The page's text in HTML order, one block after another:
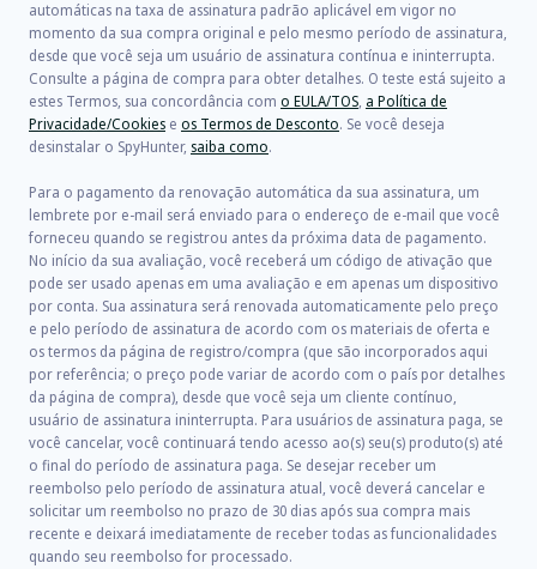
automáticas na taxa de assinatura padrão aplicável em vigor no
momento da sua compra original e pelo mesmo período de assinatura,
desde que você seja um usuário de assinatura contínua e ininterrupta.
Consulte a página de compra para obter detalhes. O teste está sujeito a
estes Termos, sua concordância com o EULA/TOS, a Política de
Privacidade/Cookies e os Termos de Desconto. Se você deseja
desinstalar o SpyHunter, saiba como.
Para o pagamento da renovação automática da sua assinatura, um
lembrete por e-mail será enviado para o endereço de e-mail que você
forneceu quando se registrou antes da próxima data de pagamento.
No início da sua avaliação, você receberá um código de ativação que
pode ser usado apenas em uma avaliação e em apenas um dispositivo
por conta. Sua assinatura será renovada automaticamente pelo preço
e pelo período de assinatura de acordo com os materiais de oferta e
os termos da página de registro/compra (que são incorporados aqui
por referência; o preço pode variar de acordo com o país por detalhes
da página de compra), desde que você seja um cliente contínuo,
usuário de assinatura ininterrupta. Para usuários de assinatura paga, se
você cancelar, você continuará tendo acesso ao(s) seu(s) produto(s) até
o final do período de assinatura paga. Se desejar receber um
reembolso pelo período de assinatura atual, você deverá cancelar e
solicitar um reembolso no prazo de 30 dias após sua compra mais
recente e deixará imediatamente de receber todas as funcionalidades
quando seu reembolso for processado.